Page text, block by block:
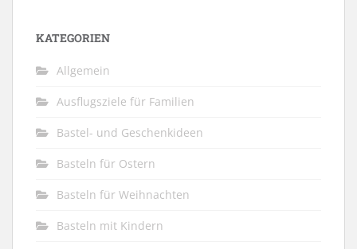
KATEGORIEN
Allgemein
Ausflugsziele für Familien
Bastel- und Geschenkideen
Basteln für Ostern
Basteln für Weihnachten
Basteln mit Kindern